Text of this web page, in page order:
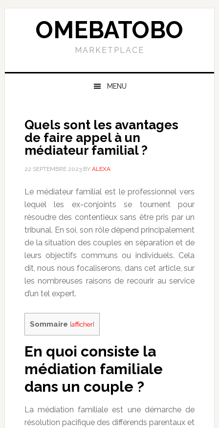
Skip
Skip
Skip
OMEBATOBO
MARKETPLACE
MENU
Quels sont les avantages
de faire appel à un
médiateur familial ?
22 SEPTEMBRE 2023BY ALEXA
Le médiateur familial est le professionnel vers
lequel les ex-conjoints se tournent pour
résoudre des contentieux sans être pris par un
tribunal. En soi, son rôle dépend principalement
de la situation des couples en séparation et de
leurs objectifs communs ou individuels. Cela
dit, nous nous focaliserons, dans cet article, sur
les nombreuses raisons de recourir au service
d’un tel expert.
Sommaire [afficher]
En quoi consiste la
médiation familiale
dans un couple ?
La médiation familiale est une démarche de
résolution pacifique des différends parentaux et